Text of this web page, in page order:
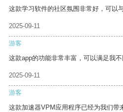
这款学习软件的社区氛围非常好，可以
2025-09-11
游客
这款app的功能非常丰富，可以满足我不
2025-09-11
游客
这款加速器VPM应用程序已经为我们带